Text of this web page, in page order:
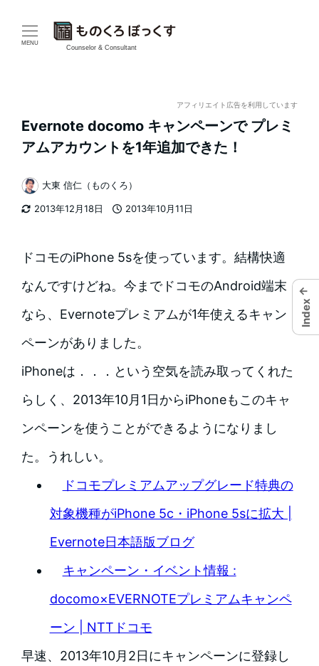
MENU
Counselor & Consultant
アフィリエイト広告を利用しています
Evernote docomo キャンペーンで プレミ
アムアカウントを1年追加できた！
2013年12月18日
2013年10月11日
著
者
大東 信仁（ものくろ）
ドコモのiPhone 5sを使っています。結構快適
なんですけどね。今までドコモのAndroid端末
なら、Evernoteプレミアムが1年使えるキャン
ペーンがありました。
iPhoneは．．．という空気を読み取ってくれた
らしく、2013年10月1日からiPhoneもこのキャ
ンペーンを使うことができるようになりまし
た。うれしい。
ドコモプレミアムアップグレード特典の
対象機種がiPhone 5c・iPhone 5sに拡大 |
Evernote日本語版ブログ
キャンペーン・イベント情報 :
docomo×EVERNOTEプレミアムキャンペ
ーン | NTTドコモ
早速、2013年10月2日にキャンペーンに登録し
←
Index